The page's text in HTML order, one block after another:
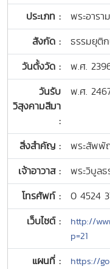
ประเภท :
พระอาร
สังกัด :
ธรรมยุติ
วันตั้งวัด :
พ.ศ.
วันรับ
วิสุงคามสีมา
:
พ.ศ.
สิ่งสำคัญ :
พระสัพพั
เจ้าอาวาส :
พระวิบูล
โทรศัพท์ :
0 4524
เว็บไซต์ :
http://
p=21
แผนที่ : https://